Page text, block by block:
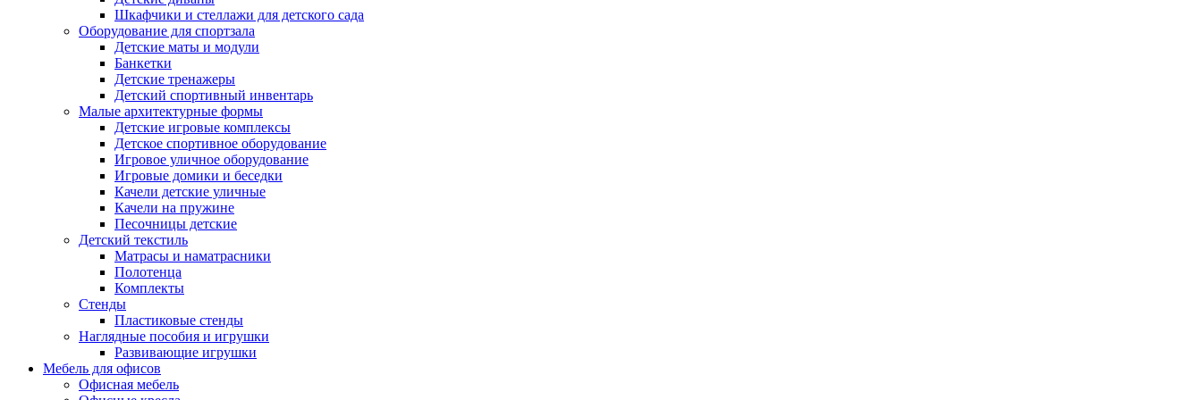
Шкафчики и стеллажи для детского сада
Оборудование для спортзала
Детские маты и модули
Банкетки
Детские тренажеры
Детский спортивный инвентарь
Малые архитектурные формы
Детские игровые комплексы
Детское спортивное оборудование
Игровое уличное оборудование
Игровые домики и беседки
Качели детские уличные
Качели на пружине
Песочницы детские
Детский текстиль
Матрасы и наматрасники
Полотенца
Комплекты
Стенды
Пластиковые стенды
Наглядные пособия и игрушки
Развивающие игрушки
Мебель для офисов
Офисная мебель